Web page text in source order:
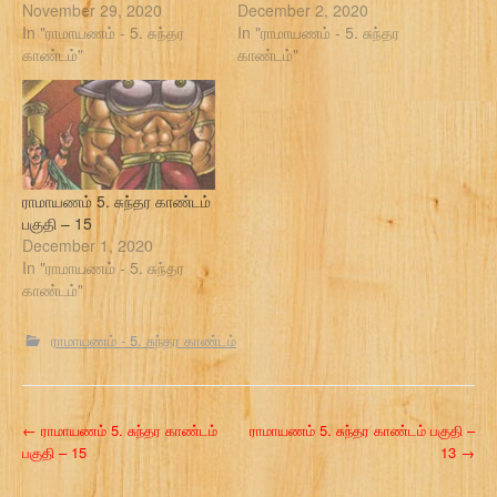
November 29, 2020
In "ராமாயணம் - 5. சுந்தர
காண்டம்"
December 2, 2020
In "ராமாயணம் - 5. சுந்தர
காண்டம்"
ராமாயணம் 5. சுந்தர காண்டம்
பகுதி – 15
December 1, 2020
In "ராமாயணம் - 5. சுந்தர
காண்டம்"
ராமாயணம் - 5. சுந்தர காண்டம்
P
← ராமாயணம் 5. சுந்தர காண்டம்
பகுதி – 15
ராமாயணம் 5. சுந்தர காண்டம் பகுதி –
13 →